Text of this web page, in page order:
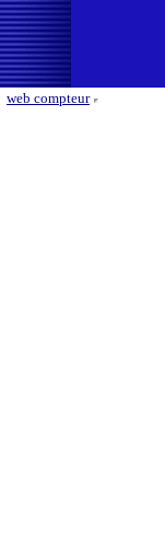
web compteur